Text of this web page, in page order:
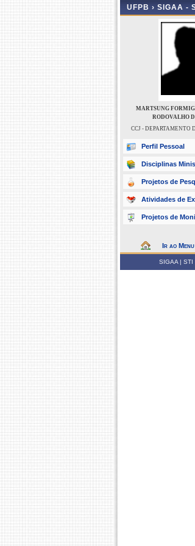
UFPB › SIGAA -
MARTSUNG
RODOVALHO
CCJ - DEPARTAMENTO
Perfil Pessoal
Disciplinas
Projetos de
Atividades de
Projetos de
Ir ao
SIGAA |